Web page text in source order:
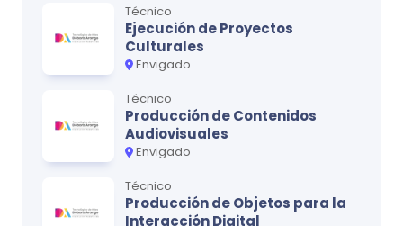
Contexto y teoría
Diseño multimedial
Anatomía
Planificación, requisitos y logística de una
producción artística
0
Ciclo3
Técnico
Ejecución de Proyectos
Culturales
Envigado
Técnico
Producción de Contenidos
Audiovisuales
Envigado
Técnico
Producción de Objetos para la
Interacción Digital